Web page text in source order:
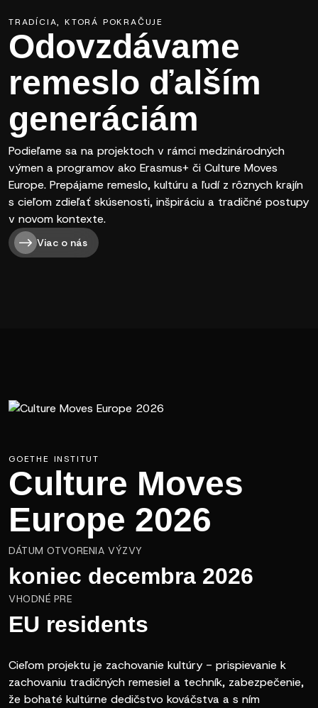
TRADÍCIA, KTORÁ POKRAČUJE
Odovzdávame
remeslo ďalším
generáciám
Podieľame sa na projektoch v rámci medzinárodných
výmen a programov ako Erasmus+ či Culture Moves
Europe. Prepájame remeslo, kultúru a ľudí z rôznych krajín
s cieľom zdieľať skúsenosti, inšpiráciu a tradičné postupy
v novom kontexte.
Viac o nás
GOETHE INSTITUT
Culture Moves
Europe 2026
DÁTUM OTVORENIA VÝZVY
koniec decembra 2026
VHODNÉ PRE
EU residents
Cieľom projektu je zachovanie kultúry - prispievanie k
zachovaniu tradičných remesiel a techník, zabezpečenie,
že bohaté kultúrne dedičstvo kováčstva a s ním